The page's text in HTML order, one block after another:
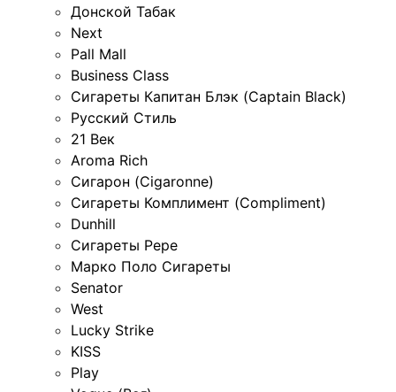
Донской Табак
Next
Pall Mall
Business Class
Сигареты Капитан Блэк (Captain Black)
Русский Стиль
21 Век
Aroma Rich
Сигарон (Cigaronne)
Сигареты Комплимент (Compliment)
Dunhill
Сигареты Pepe
Марко Поло Сигареты
Senator
West
Lucky Strike
KISS
Play